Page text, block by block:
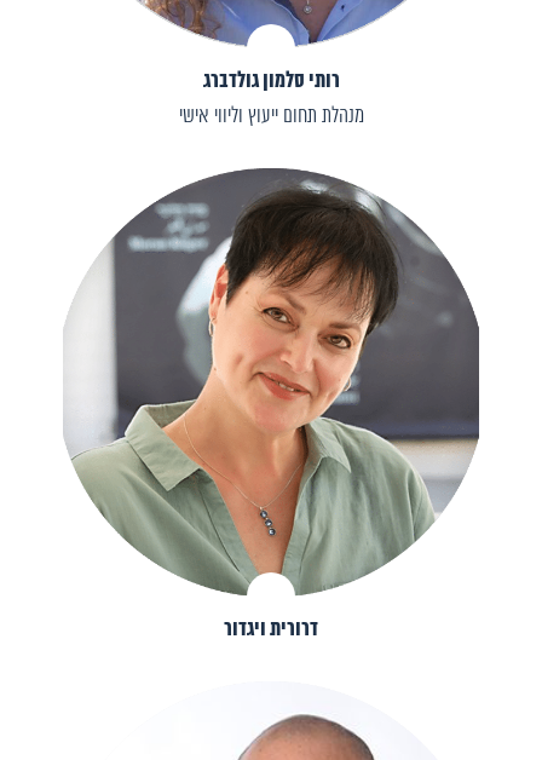
רותי סלמון גולדברג
מנהלת תחום ייעוץ וליווי אישי
דרורית ויגדור